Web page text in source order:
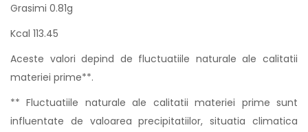
Grasimi 0.81g
Kcal 113.45
Aceste valori depind de fluctuatiile naturale ale calitatii
materiei prime**.
** Fluctuatiile naturale ale calitatii materiei prime sunt
influentate de valoarea precipitatiilor, situatia climatica